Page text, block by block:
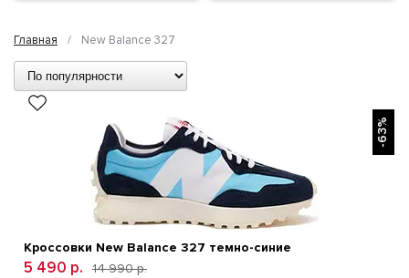
Главная / New Balance 327
-63%
Кроссовки New Balance 327 темно-синие
5 490 р.
14 990 р.